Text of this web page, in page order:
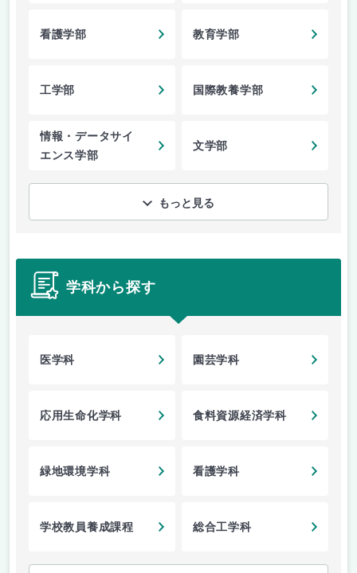
看護学部 教育学部
工学部 国際教養学部
情報・データサイ
エンス学部
文学部
もっと見る
学科から探す
医学科 園芸学科
応用生命化学科 食料資源経済学科
緑地環境学科 看護学科
学校教員養成課程 総合工学科